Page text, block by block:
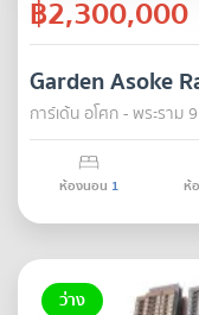
฿2,300,000
Garden Asoke
การ์เด้น อโศก - พระราม
ห้องนอน 1 ห้
ว่าง